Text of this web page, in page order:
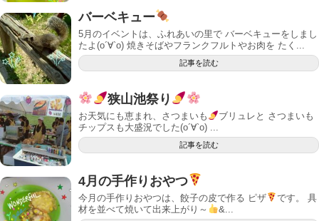
バーベキュー
5月のイベントは、ふれあいの里で バーベキューをしまし
たよ(о´∀`о) 焼きそばやフランクフルトやお肉を たく...
記事を読む
狭山池祭り
お天気にも恵まれ、さつまいも
ブリュレと さつまいも
チップスも大盛況でした(о´∀`о) ...
記事を読む
4月の手作りおやつ
今月の手作りおやつは、餃子の皮で作る ピザ
です。 具
材を並べて焼いて出来上がり～
&...